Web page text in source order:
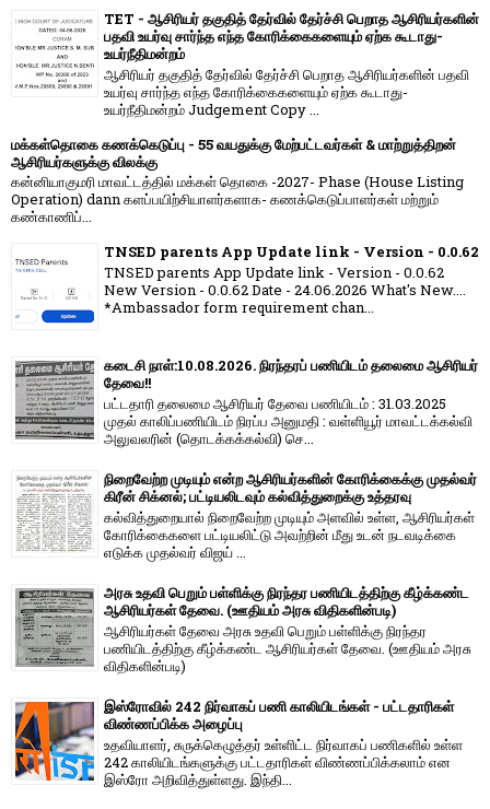
TET - ஆசிரியர் தகுதித் தேர்வில் தேர்ச்சி பெறாத ஆசிரியர்களின்
பதவி உயர்வு சார்ந்த எந்த கோரிக்கைகளையும் ஏற்க கூடாது-
உயர்நீதிமன்றம்
ஆசிரியர் தகுதித் தேர்வில் தேர்ச்சி பெறாத ஆசிரியர்களின் பதவி
உயர்வு சார்ந்த எந்த கோரிக்கைகளையும் ஏற்க கூடாது-
உயர்நீதிமன்றம் Judgement Copy ...
மக்கள்தொகை கணக்கெடுப்பு - 55 வயதுக்கு மேற்பட்டவர்கள் & மாற்றுத்திறன்
ஆசிரியர்களுக்கு விலக்கு
கன்னியாகுமரி மாவட்டத்தில் மக்கள் தொகை -2027- Phase (House Listing
Operation) dann களப்பயிற்சியாளர்களாக- கணக்கெடுப்பாளர்கள் மற்றும்
கண்காணிப்...
TNSED parents App Update link - Version - 0.0.62
TNSED parents App Update link - Version - 0.0.62
New Version - 0.0.62 Date - 24.06.2026 What's New....
*Ambassador form requirement chan...
கடைசி நாள்:10.08.2026. நிரந்தரப் பணியிடம் தலைமை ஆசிரியர்
தேவை!!
பட்டதாரி தலைமை ஆசிரியர் தேவை பணியிடம் : 31.03.2025
முதல் காலிப்பணியிடம் நிரப்ப அனுமதி : வள்ளியூர் மாவட்டக்கல்வி
அலுவலரின் (தொடக்கக்கல்வி) செ...
நிறைவேற்ற முடியும் என்ற ஆசிரியர்களின் கோரிக்கைக்கு முதல்வர்
கிரீன் சிக்னல்; பட்டியலிடவும் கல்வித்துறைக்கு உத்தரவு
கல்வித்துறையால் நிறைவேற்ற முடியும் அளவில் உள்ள, ஆசிரியர்கள்
கோரிக்கைகளை பட்டியலிட்டு அவற்றின் மீது உடன் நடவடிக்கை
எடுக்க முதல்வர் விஜய் ...
அரசு உதவி பெறும் பள்ளிக்கு நிரந்தர பணியிடத்திற்கு கீழ்க்கண்ட
ஆசிரியர்கள் தேவை. (ஊதியம் அரசு விதிகளின்படி)
ஆசிரியர்கள் தேவை அரசு உதவி பெறும் பள்ளிக்கு நிரந்தர
பணியிடத்திற்கு கீழ்க்கண்ட ஆசிரியர்கள் தேவை. (ஊதியம் அரசு
விதிகளின்படி)
இஸ்ரோவில் 242 நிர்வாகப் பணி காலியிடங்கள் - பட்டதாரிகள்
விண்ணப்பிக்க அழைப்பு
உதவியாளர், சுருக்கெழுத்தர் உள்ளிட்ட நிர்வாகப் பணிகளில் உள்ள
242 காலியிடங்களுக்கு பட்டதாரிகள் விண்ணப்பிக்கலாம் என
இஸ்ரோ அறிவித்துள்ளது. இந்தி...